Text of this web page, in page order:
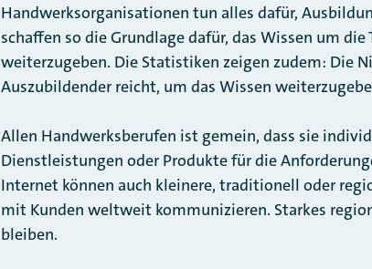
Handwerksorganisationen tun alles dafür,
schaffen so die Grundlage dafür, das Wissen um
weiterzugeben. Die Statistiken zeigen zudem: Die
Auszubildender reicht, um das Wissen
Allen Handwerksberufen ist gemein, dass sie
Dienstleistungen oder Produkte für die
Internet können auch kleinere, traditionell oder
mit Kunden weltweit kommunizieren. Starkes
bleiben.